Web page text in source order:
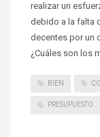
realizar un
debido a la falta
decentes por un
¿Cuáles son los
BIEN
PRESUPUESTO